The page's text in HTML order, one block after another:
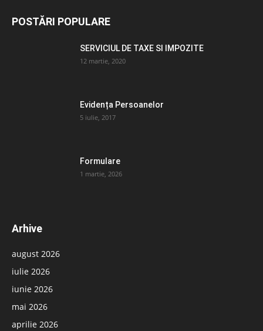
POSTĂRI POPULARE
SERVICIUL DE TAXE SI IMPOZITE
12 martie, 2020
Evidența Persoanelor
5 iulie, 2017
Formulare
1 martie, 2026
Arhive
august 2026
iulie 2026
iunie 2026
mai 2026
aprilie 2026